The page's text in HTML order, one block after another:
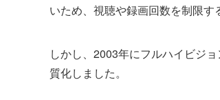
いため、視聴や録画回数を制限す
しかし、2003年にフルハイビジ
質化しました。